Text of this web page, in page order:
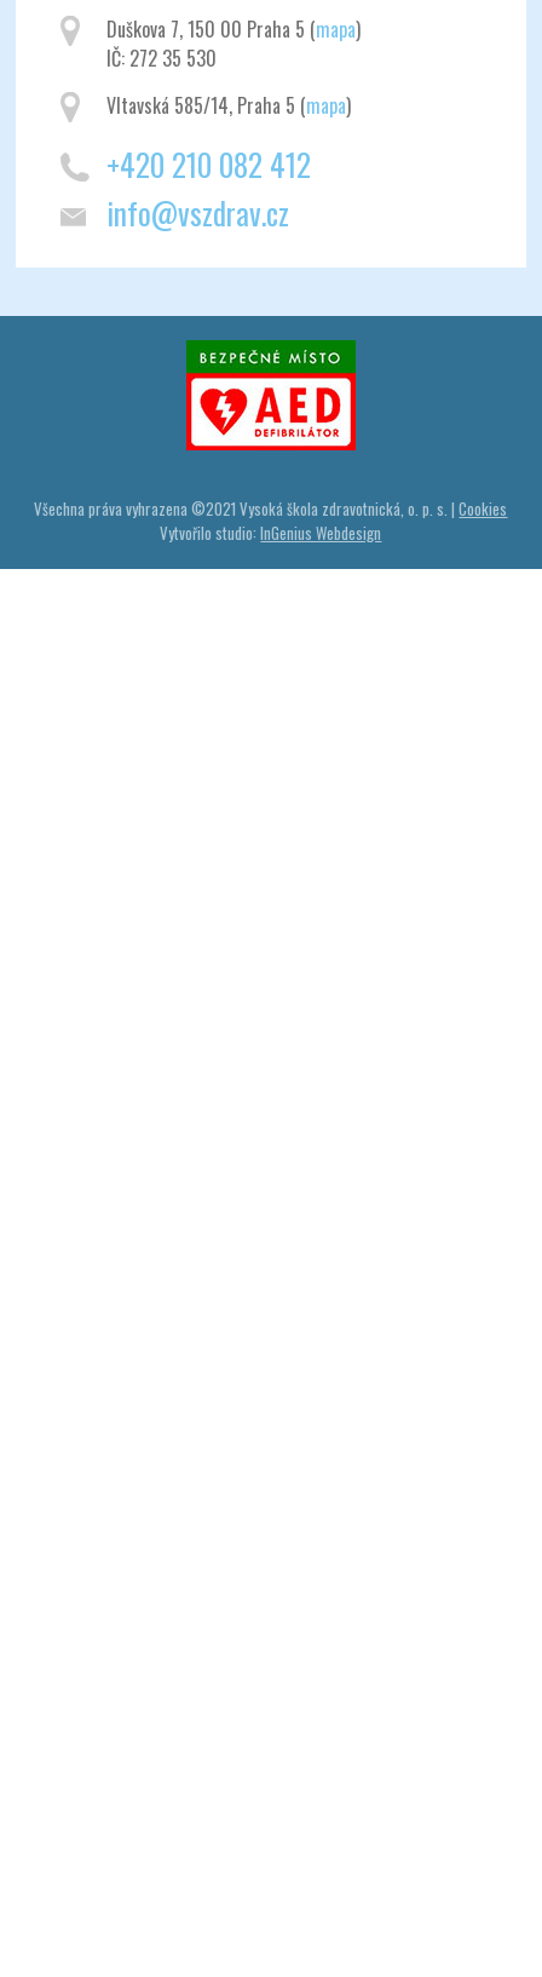
Duškova 7, 150 00 Praha 5 (mapa)
IČ: 272 35 530
Vltavská 585/14, Praha 5 (mapa)
+420 210 082 412
info@vszdrav.cz
Všechna práva vyhrazena ©2021 Vysoká škola zdravotnická, o. p. s. |Cookies
Vytvořilo studio:InGenius Webdesign